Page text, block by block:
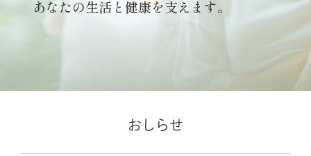
あなたの生活と健康を支えます。
おしらせ